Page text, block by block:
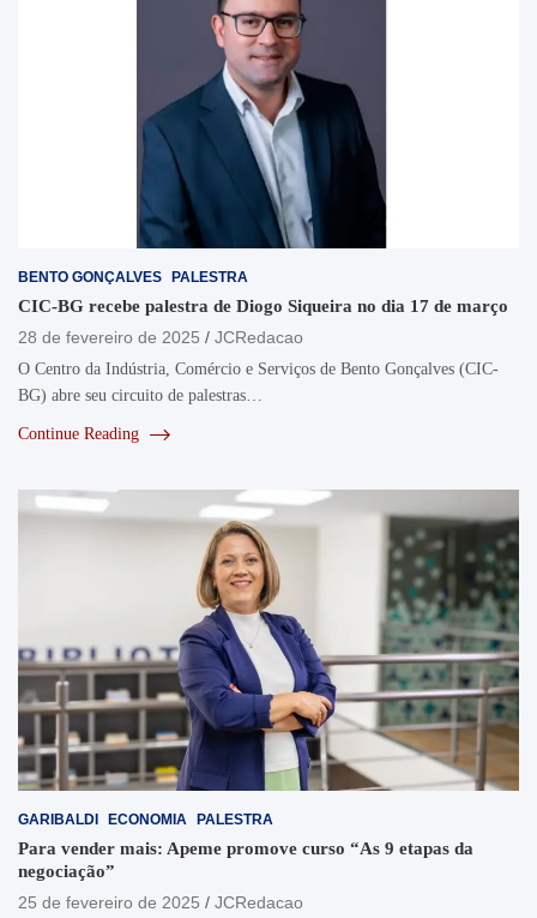
BENTO GONÇALVES PALESTRA
CIC-BG recebe palestra de Diogo Siqueira no dia 17 de março
28 de fevereiro de 2025
JCRedacao
O Centro da Indústria, Comércio e Serviços de Bento Gonçalves (CIC-
BG) abre seu circuito de palestras…
Continue Reading
GARIBALDI ECONOMIA PALESTRA
Para vender mais: Apeme promove curso “As 9 etapas da
negociação”
25 de fevereiro de 2025
JCRedacao